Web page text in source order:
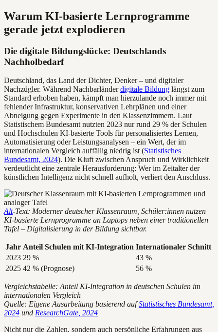
Warum KI-basierte Lernprogramme
gerade jetzt explodieren
Die digitale Bildungslücke: Deutschlands
Nachholbedarf
Deutschland, das Land der Dichter, Denker – und digitaler
Nachzügler. Während Nachbarländerdigitale Bildung längst zum
Standard erhoben haben, kämpft man hierzulande noch immer mit
fehlender Infrastruktur, konservativen Lehrplänen und einer
Abneigung gegen Experimente in den Klassenzimmern. Laut
Statistischem Bundesamt nutzten 2023 nur rund 29 % der Schulen
und Hochschulen KI-basierte Tools für personalisiertes Lernen,
Automatisierung oder Leistungsanalysen – ein Wert, der im
internationalen Vergleich auffällig niedrig ist (Statistisches
Bundesamt, 2024). Die Kluft zwischen Anspruch und Wirklichkeit
verdeutlicht eine zentrale Herausforderung: Wer im Zeitalter der
künstlichen Intelligenz nicht schnell aufholt, verliert den Anschluss.
Alt-Text: Moderner deutscher Klassenraum, Schüler:innen nutzen
KI-basierte Lernprogramme an Laptops neben einer traditionellen
Tafel – Digitalisierung in der Bildung sichtbar.
Jahr Anteil Schulen mit KI-Integration Internationaler Schnitt
2023 29 %
43 %
2025 42 % (Prognose) 56 %
Vergleichstabelle: Anteil KI-Integration in deutschen Schulen im
internationalen Vergleich
Quelle: Eigene Ausarbeitung basierend aufStatistisches Bundesamt,
2024 und ResearchGate, 2024
Nicht nur die Zahlen, sondern auch persönliche Erfahrungen aus